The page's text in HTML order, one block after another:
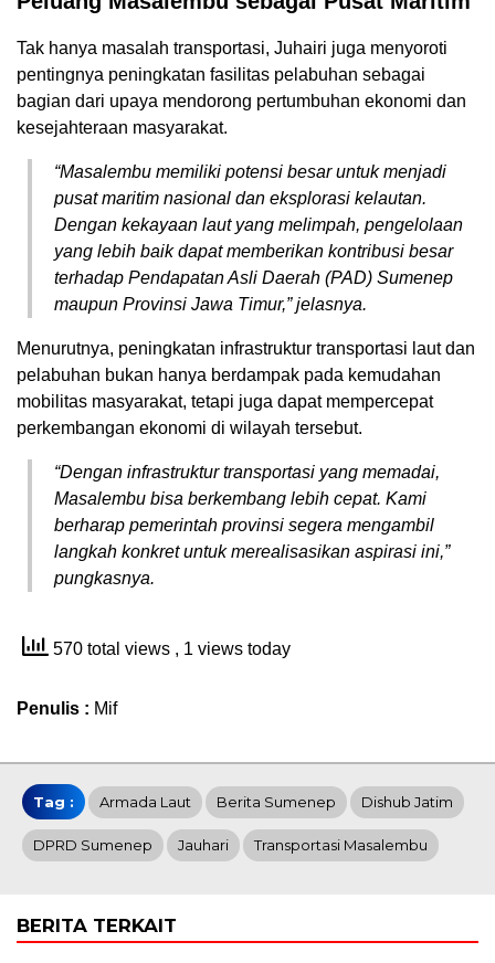
Tak hanya masalah transportasi, Juhairi juga menyoroti
pentingnya peningkatan fasilitas pelabuhan sebagai
bagian dari upaya mendorong pertumbuhan ekonomi dan
kesejahteraan masyarakat.
“Masalembu memiliki potensi besar untuk menjadi
pusat maritim nasional dan eksplorasi kelautan.
Dengan kekayaan laut yang melimpah, pengelolaan
yang lebih baik dapat memberikan kontribusi besar
terhadap Pendapatan Asli Daerah (PAD) Sumenep
maupun Provinsi Jawa Timur,” jelasnya.
Menurutnya, peningkatan infrastruktur transportasi laut dan
pelabuhan bukan hanya berdampak pada kemudahan
mobilitas masyarakat, tetapi juga dapat mempercepat
perkembangan ekonomi di wilayah tersebut.
“Dengan infrastruktur transportasi yang memadai,
Masalembu bisa berkembang lebih cepat. Kami
berharap pemerintah provinsi segera mengambil
langkah konkret untuk merealisasikan aspirasi ini,”
pungkasnya.
570 total views , 1 views today
Penulis : Mif
Tag : Armada Laut Berita Sumenep Dishub Jatim
DPRD Sumenep Jauhari Transportasi Masalembu
BERITA TERKAIT